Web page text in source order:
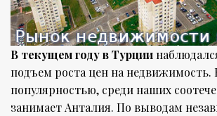
В текущем году в Турции
подъем роста цен на
популярностью, среди наших
занимает Анталия. По выводам